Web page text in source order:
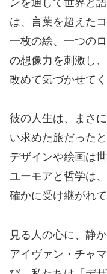
ンを通して世界と
は、言葉を超えた
一枚の絵、一つの
の想像力を刺激し
改めて気づかせてく
彼の人生は、まさ
い求めた旅だった
デザインや絵画は
ユーモアと哲学は
確かに受け継がれて
見る人の心に、静
アイヴァン・チャ